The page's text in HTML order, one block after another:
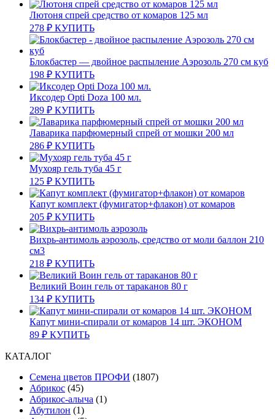
Лютоня спрей средство от комаров 125 мл
278 ₽ КУПИТЬ
Блокбастер — двойное распыление Аэрозоль 270 см куб
198 ₽ КУПИТЬ
Иксодер Opti Doza 100 мл.
289 ₽ КУПИТЬ
Лаварика парфюмерный спрей от мошки 200 мл
286 ₽ КУПИТЬ
Мухояр гель туба 45 г
125 ₽ КУПИТЬ
Капут комплект (фумигатор+флакон) от комаров
205 ₽ КУПИТЬ
Вихрь-антимоль аэрозоль, средство от моли баллон 210
см3
218 ₽ КУПИТЬ
Великий Воин гель от тараканов 80 г
134 ₽ КУПИТЬ
Капут мини-спирали от комаров 14 шт. ЭКОНОМ
89 ₽ КУПИТЬ
КАТАЛОГ
Cемена цветов ПРОФИ (1807)
Абрикос (45)
Абрикос-алыча (1)
Абутилон (1)